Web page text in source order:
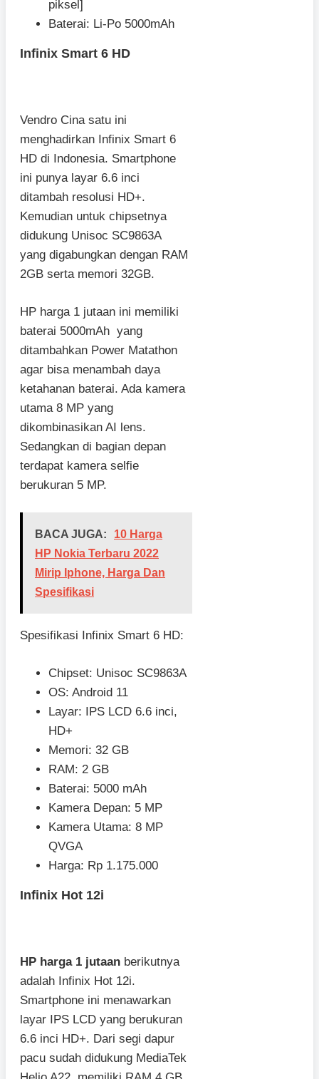
piksel]
Baterai: Li-Po 5000mAh
Infinix Smart 6 HD
Vendro Cina satu ini
menghadirkan Infinix Smart 6
HD di Indonesia. Smartphone
ini punya layar 6.6 inci
ditambah resolusi HD+.
Kemudian untuk chipsetnya
didukung Unisoc SC9863A
yang digabungkan dengan RAM
2GB serta memori 32GB.
HP harga 1 jutaan ini memiliki
baterai 5000mAh yang
ditambahkan Power Matathon
agar bisa menambah daya
ketahanan baterai. Ada kamera
utama 8 MP yang
dikombinasikan AI lens.
Sedangkan di bagian depan
terdapat kamera selfie
berukuran 5 MP.
BACA JUGA:
10 Harga
HP Nokia Terbaru 2022
Mirip Iphone, Harga Dan
Spesifikasi
Spesifikasi Infinix Smart 6 HD:
Chipset: Unisoc SC9863A
OS: Android 11
Layar: IPS LCD 6.6 inci,
HD+
Memori: 32 GB
RAM: 2 GB
Baterai: 5000 mAh
Kamera Depan: 5 MP
Kamera Utama: 8 MP
QVGA
Harga: Rp 1.175.000
Infinix Hot 12i
HP harga 1 jutaan berikutnya
adalah Infinix Hot 12i.
Smartphone ini menawarkan
layar IPS LCD yang berukuran
6.6 inci HD+. Dari segi dapur
pacu sudah didukung MediaTek